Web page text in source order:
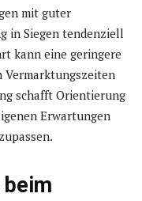
mit guter
in Siegen tendenziell
kann eine geringere
Vermarktungszeiten
schafft Orientierung
Erwartungen